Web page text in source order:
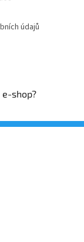
údajů
e-shop?